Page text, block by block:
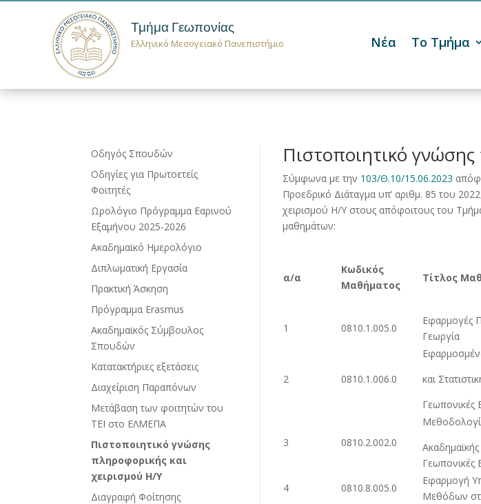
Τμήμα Γεωπονίας
Ελληνικό Μεσογειακό Πανεπιστήμιο Νέα Το Τμήμα
Οδηγός Σπουδών
Οδηγίες για Πρωτοετείς
Φοιτητές
Ωρολόγιο Πρόγραμμα Εαρινού
Εξαμήνου 2025-2026
Ακαδημαϊκό Ημερολόγιο
Διπλωματική Εργασία
Πρακτική Άσκηση
Πρόγραμμα Erasmus
Ακαδημαϊκός Σύμβουλος
Σπουδών
Κατατακτήριες εξετάσεις
Διαχείριση Παραπόνων
Μετάβαση των φοιτητών του
ΤΕΙ στο ΕΛΜΕΠΑ
Πιστοποιητικό γνώσης
πληροφορικής και
χειρισμού Η/Υ
Διαγραφή Φοίτησης
Πιστοποιητικό
Σύμφωνα με την 103/Θ.10/15.06.2023
Προεδρικό Διάταγμα υπ’ αριθμ. 85 του
χειρισμού Η/Υ στους απόφοιτους του
μαθημάτων:
α/α
Κωδικός
Μαθήματος
Τίτλος
1
0810.1.005.0
Εφαρμογές
Γεωργία
2 0810.1.006.0
και
Γεωπονικές
3 0810.2.002.0
Γεωπονικές
4 0810.8.005.0
Εφαρμογή
Μεθόδων